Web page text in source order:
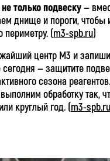
только подвеску—
днище и пороги, чтобы
периметру. (m3-spb.ru)
центр М3 и
— защитите
сезона
обработку так,
круглый год. (m3-spb.ru